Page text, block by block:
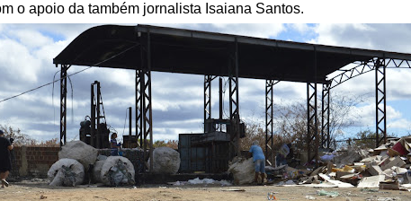
o apoio da também jornalista Isaiana Santos.